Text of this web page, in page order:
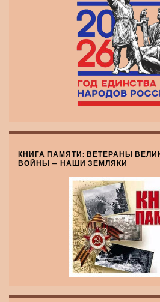
КНИГА ПАМЯТИ: ВЕТЕРАНЫ
ВОЙНЫ — НАШИ ЗЕМЛЯКИ